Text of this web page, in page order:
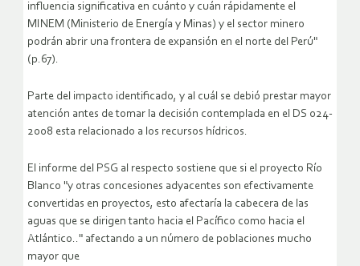
influencia significativa en cuánto y cuán rápidamente el
MINEM (Ministerio de Energía y Minas) y el sector minero
podrán abrir una frontera de expansión en el norte del Perú"
(p.67).
Parte del impacto identificado, y al cuál se debió prestar mayor
atención antes de tomar la decisión contemplada en el DS 024-
2008 esta relacionado a los recursos hídricos.
El informe del PSG al respecto sostiene que si el proyecto Río
Blanco "y otras concesiones adyacentes son efectivamente
convertidas en proyectos, esto afectaría la cabecera de las
aguas que se dirigen tanto hacia el Pacífico como hacia el
Atlántico.." afectando a un número de poblaciones mucho
mayor que